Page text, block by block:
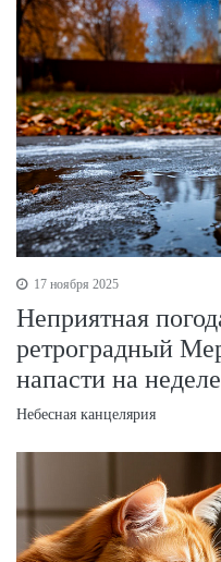
17 ноября 2025
Неприятная
ретроградный
напасти на неделе
Небесная канцелярия